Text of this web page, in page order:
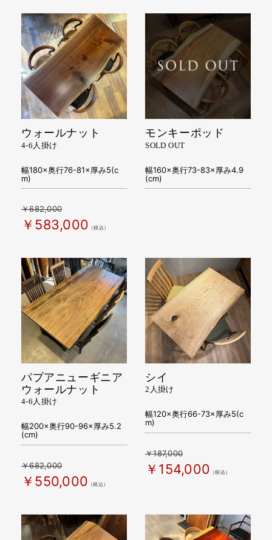
ウォールナット
4-6人掛け
幅180×奥行76-81×厚み5(c
m)
￥682,000
￥583,000 （税込）
モンキーポッド
SOLD OUT
幅160×奥行73-83×厚み4.9
(cm)
パプアニューギニア
ウォールナット
4-6人掛け
幅200×奥行90-96×厚み5.2
(cm)
￥682,000
￥550,000 （税込）
シイ
2人掛け
幅120×奥行66-73×厚み5(c
m)
￥187,000
￥154,000 （税込）